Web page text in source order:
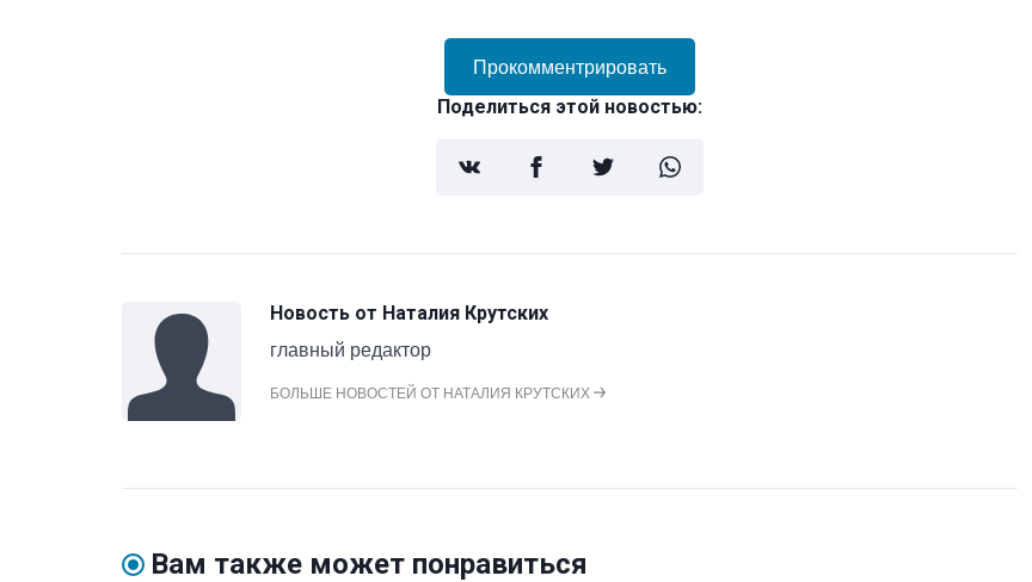
Прокомментрировать
Поделиться этой новостью:
Новость от Наталия Крутских
главный редактор
БОЛЬШЕ НОВОСТЕЙ ОТ НАТАЛИЯ КРУТСКИХ
Вам также может понравиться